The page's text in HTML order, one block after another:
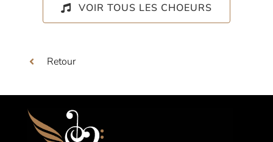
VOIR TOUS LES CHOEURS
Retour